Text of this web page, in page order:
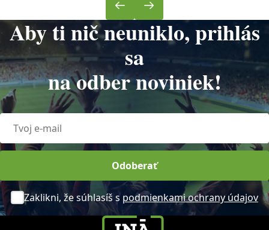
Aby ti nič neuniklo, prihlás
sa
na odber noviniek!
Odoberať
Zaklikni, že súhlasíš s podmienkami ochrany údajov